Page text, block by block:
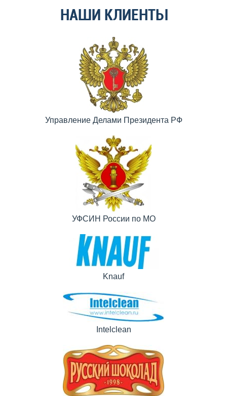
НАШИ КЛИЕНТЫ
Управление Делами Президента РФ
УФСИН России по МО
Knauf
Intelclean